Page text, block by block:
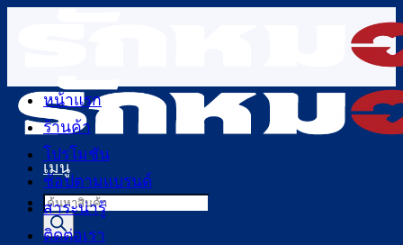
เนื้อหา
เมนู
Products
search
หน้าแรก
ร้านค้า
โปรโมชัน
ช้อปตามแบรนด์
สาระน่ารู้
ติดต่อเรา